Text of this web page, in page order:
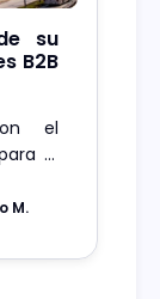
su
B2B
el
el
&
M.